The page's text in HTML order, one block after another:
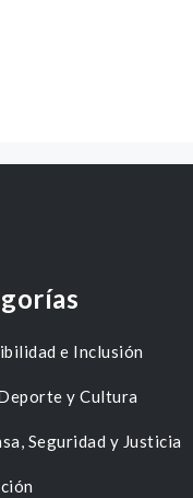
e Inclusión
y Cultura
Seguridad y Justicia